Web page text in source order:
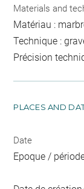
Materials and
Matériau :
Technique :
Précision
PLACES AND
Date
Epoque /